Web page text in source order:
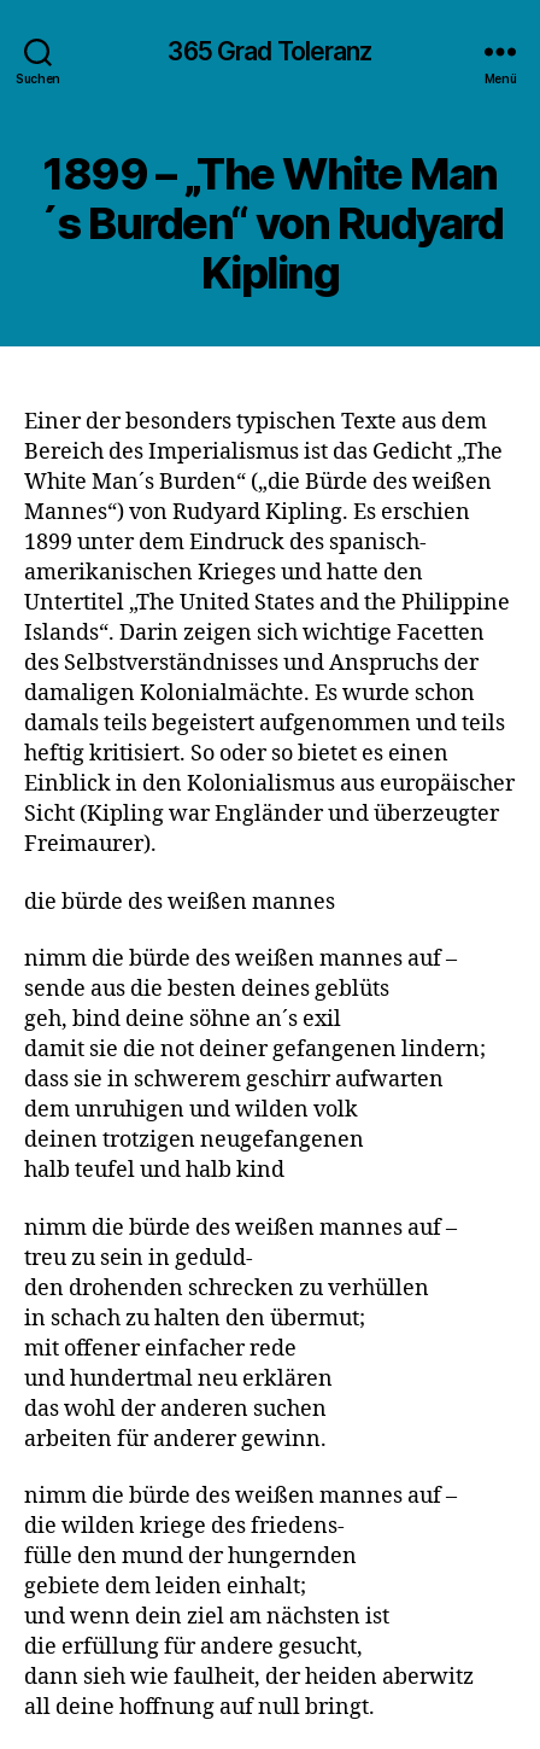
Suchen
365 Grad Toleranz
Menü
1899 – „The White Man
´s Burden“ von Rudyard
Kipling
Einer der besonders typischen Texte aus dem
Bereich des Imperialismus ist das Gedicht „The
White Man´s Burden“ („die Bürde des weißen
Mannes“) von Rudyard Kipling. Es erschien
1899 unter dem Eindruck des spanisch-
amerikanischen Krieges und hatte den
Untertitel „The United States and the Philippine
Islands“. Darin zeigen sich wichtige Facetten
des Selbstverständnisses und Anspruchs der
damaligen Kolonialmächte. Es wurde schon
damals teils begeistert aufgenommen und teils
heftig kritisiert. So oder so bietet es einen
Einblick in den Kolonialismus aus europäischer
Sicht (Kipling war Engländer und überzeugter
Freimaurer).
die bürde des weißen mannes
nimm die bürde des weißen mannes auf –
sende aus die besten deines geblüts
geh, bind deine söhne an´s exil
damit sie die not deiner gefangenen lindern;
dass sie in schwerem geschirr aufwarten
dem unruhigen und wilden volk
deinen trotzigen neugefangenen
halb teufel und halb kind
nimm die bürde des weißen mannes auf –
treu zu sein in geduld-
den drohenden schrecken zu verhüllen
in schach zu halten den übermut;
mit offener einfacher rede
und hundertmal neu erklären
das wohl der anderen suchen
arbeiten für anderer gewinn.
nimm die bürde des weißen mannes auf –
die wilden kriege des friedens-
fülle den mund der hungernden
gebiete dem leiden einhalt;
und wenn dein ziel am nächsten ist
die erfüllung für andere gesucht,
dann sieh wie faulheit, der heiden aberwitz
all deine hoffnung auf null bringt.